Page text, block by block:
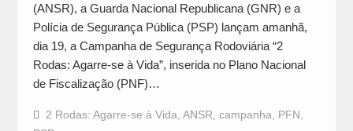
(ANSR), a Guarda Nacional Republicana (GNR) e a
Polícia de Segurança Pública (PSP) lançam amanhã,
dia 19, a Campanha de Segurança Rodoviária “2
Rodas: Agarre-se à Vida”, inserida no Plano Nacional
de Fiscalização (PNF)…
2 Rodas: Agarre-se à Vida ANSR campanha PFN